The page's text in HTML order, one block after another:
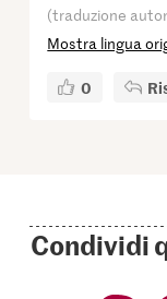
(traduzione
Mostra lingua
0
Condividi